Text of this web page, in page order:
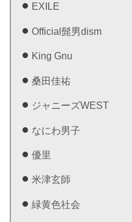
EXILE
Official髭男dism
King Gnu
桑田佳祐
ジャニーズWEST
なにわ男子
優里
米津玄師
緑黄色社会